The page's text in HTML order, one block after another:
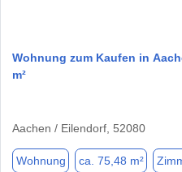
Wohnung zum Kaufen in
m²
Aachen / Eilendorf, 52080
Wohnung ca. 75,48 m²